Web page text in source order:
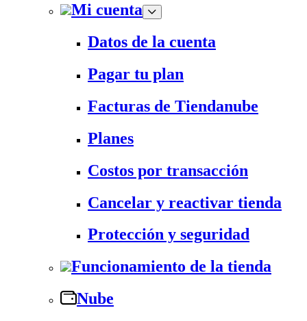
Mi cuenta
Datos de la cuenta
Pagar tu plan
Facturas de Tiendanube
Planes
Costos por transacción
Cancelar y reactivar tienda
Protección y seguridad
Funcionamiento de la tienda
Nube